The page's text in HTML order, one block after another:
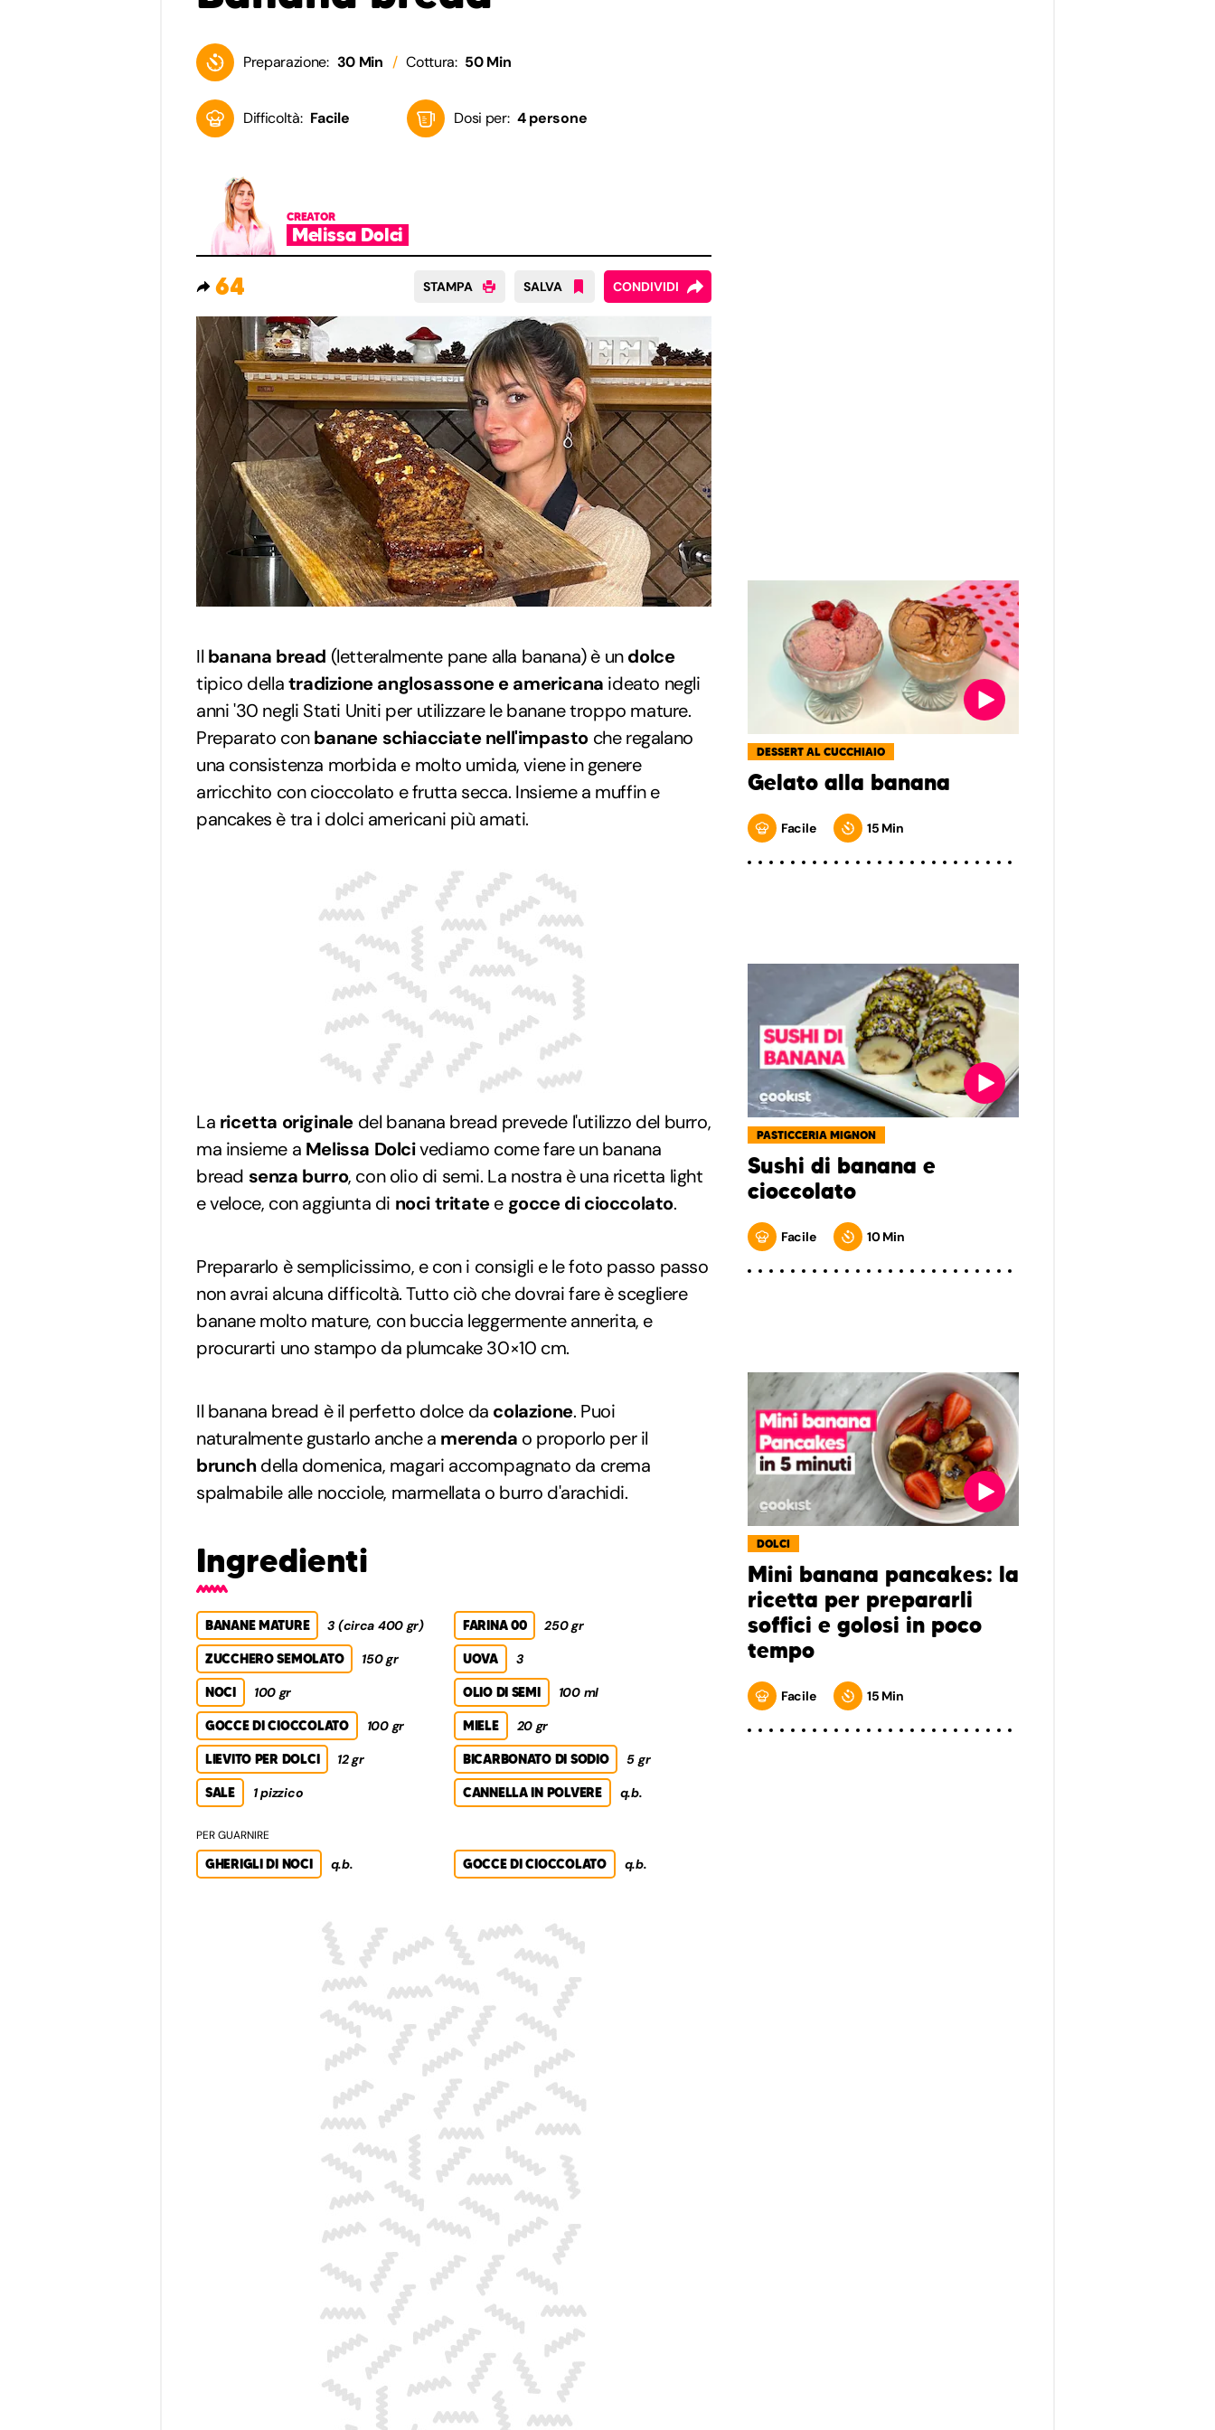
Preparazione: 30 Min Cottura: 50 Min
Difficoltà: Facile Dosi per: 4 persone
CREATOR
Melissa Dolci
64 STAMPA SALVA CONDIVIDI
Il banana bread (letteralmente pane alla banana) è undolce
tipico dellatradizione anglosassone e americana ideato negli
anni '30 negli Stati Uniti per utilizzare le banane troppo mature.
Preparato conbanane schiacciate nell'impasto che regalano
una consistenza morbida e molto umida, viene in genere
arricchito con cioccolato e frutta secca. Insieme a muffin e
pancakes è tra i dolci americani più amati.
La ricetta originale del banana bread prevede l'utilizzo del burro,
ma insieme a Melissa Dolcivediamo come fare un banana
bread senza burro, con olio di semi. La nostra è una ricetta light
e veloce, con aggiunta di noci tritatee gocce di cioccolato.
Prepararlo è semplicissimo, e con i consigli e le foto passo passo
non avrai alcuna difficoltà. Tutto ciò che dovrai fare è scegliere
banane molto mature, con buccia leggermente annerita, e
procurarti uno stampo da plumcake 30×10 cm.
Il banana bread è il perfetto dolce da colazione. Puoi
naturalmente gustarlo anche a merenda o proporlo per il
brunchdella domenica, magari accompagnato da crema
spalmabile alle nocciole, marmellata o burro d'arachidi.
Ingredienti
BANANE MATURE 3 (circa 400 gr) FARINA 00 250 gr
ZUCCHERO SEMOLATO 150 gr UOVA 3
NOCI 100 gr OLIO DI SEMI 100 ml
GOCCE DI CIOCCOLATO 100 gr MIELE 20 gr
LIEVITO PER DOLCI 12 gr BICARBONATO DI SODIO 5 gr
SALE 1 pizzico CANNELLA IN POLVERE q.b.
PER GUARNIRE
GHERIGLI DI NOCI q.b. GOCCE DI CIOCCOLATO q.b.
DESSERT AL CUCCHIAIO
Gelato alla banana
Facile 15 Min
PASTICCERIA MIGNON
Sushi di banana e
cioccolato
Facile 10 Min
DOLCI
Mini banana pancakes: la
ricetta per prepararli
soffici e golosi in poco
tempo
Facile 15 Min